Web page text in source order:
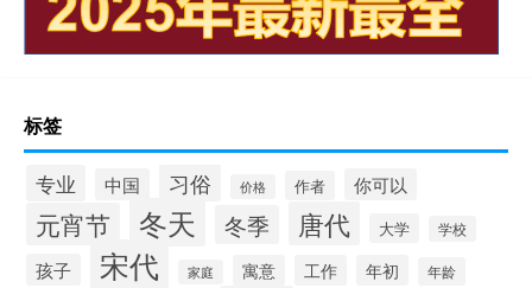
标签
专业 中国 习俗 价格 作者 你可以
元宵节 冬天 冬季 唐代 大学 学校
孩子 宋代 家庭 寓意 工作 年初 年龄